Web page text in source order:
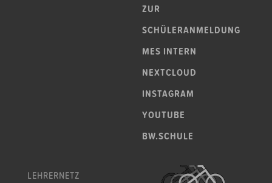
ZUR
SCHÜLERANMELDUNG
MES INTERN
NEXTCLOUD
INSTAGRAM
YOUTUBE
BW.SCHULE
LEHRERNETZ